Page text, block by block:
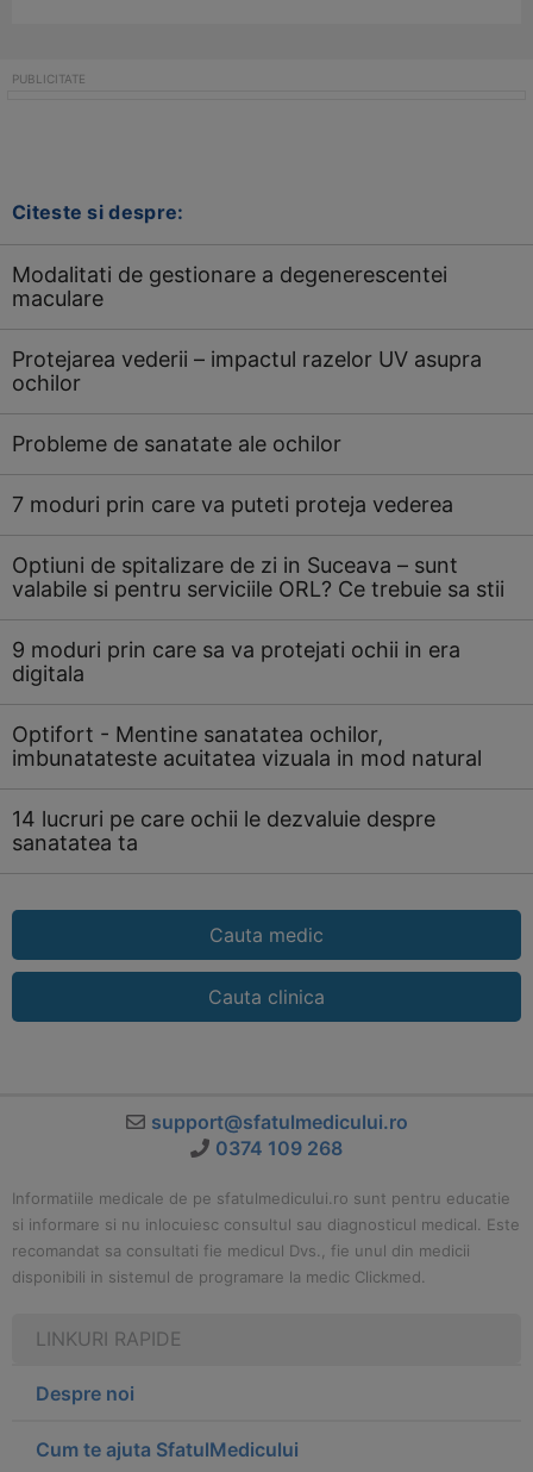
Citeste si despre:
Modalitati de gestionare a degenerescentei
maculare
Protejarea vederii – impactul razelor UV asupra
ochilor
Probleme de sanatate ale ochilor
7 moduri prin care va puteti proteja vederea
Optiuni de spitalizare de zi in Suceava – sunt
valabile si pentru serviciile ORL? Ce trebuie sa stii
9 moduri prin care sa va protejati ochii in era
digitala
Optifort - Mentine sanatatea ochilor,
imbunatateste acuitatea vizuala in mod natural
14 lucruri pe care ochii le dezvaluie despre
sanatatea ta
Cauta medic
Cauta clinica
support@sfatulmedicului.ro
0374 109 268
Informatiile medicale de pe sfatulmedicului.ro sunt pentru educatie
si informare si nu inlocuiesc consultul sau diagnosticul medical. Este
recomandat sa consultati fie medicul Dvs., fie unul din medicii
disponibili in sistemul de programare la medic Clickmed.
LINKURI RAPIDE
Despre noi
Cum te ajuta SfatulMedicului